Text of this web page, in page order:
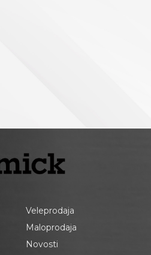
Veleprodaja
Maloprodaja
Novosti